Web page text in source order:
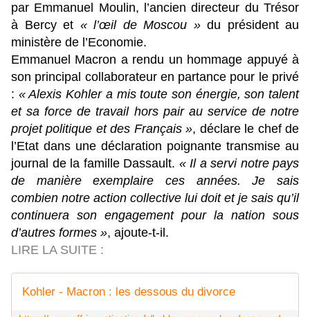
par Emmanuel Moulin, l’ancien directeur du Trésor
à Bercy et « l’œil de Moscou »du président au
ministère de l’Economie.
Emmanuel Macron a rendu un hommage appuyé à
son principal collaborateur en partance pour le privé
: « Alexis Kohler a mis toute son énergie, son talent
et sa force de travail hors pair au service de notre
projet politique et des Français », déclare le chef de
l’Etat dans une déclaration poignante transmise au
journal de la famille Dassault. « Il a servi notre pays
de manière exemplaire ces années. Je sais
combien notre action collective lui doit et je sais qu’il
continuera son engagement pour la nation sous
d’autres formes », ajoute-t-il.
LIRE LA SUITE :
Kohler - Macron : les dessous du divorce